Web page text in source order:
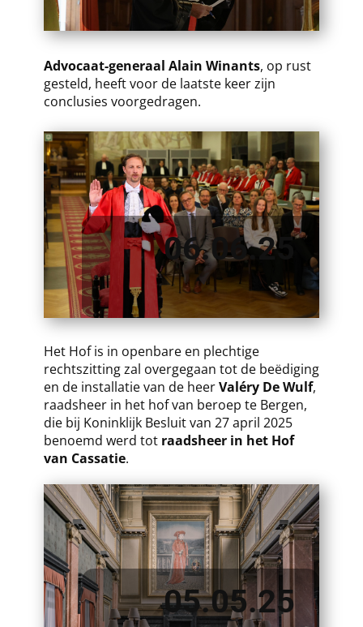
​​Advocaat-generaal Alain Winants, op rust
gesteld, heeft voor de laatste keer zijn
conclusies voorgedragen.
06.06.25
​​Het Hof is in openbare en plechtige
rechtszitting zal overgegaan tot de beëdiging
en de installatie van de heerValéry De Wulf,
raadsheer in het hof van beroep te Bergen,
die bij Koninklijk Besluit van 27 april 2025
benoemd werd tot raadsheer in het Hof
van Cassatie.
05.05.25